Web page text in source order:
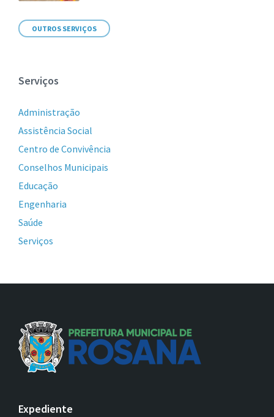
OUTROS SERVIÇOS
Serviços
Administração
Assistência Social
Centro de Convivência
Conselhos Municipais
Educação
Engenharia
Saúde
Serviços
Expediente